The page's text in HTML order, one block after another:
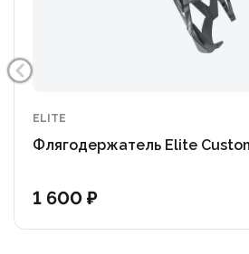
полностью исключая ее
выпадения даже на самых
брусчатке.
Универсальность: Совместим со
стандартными велофлягами
и легкий вес для любых
асфальта до жесткого
ELITE
Флягодержатель Elite
1 600 ₽